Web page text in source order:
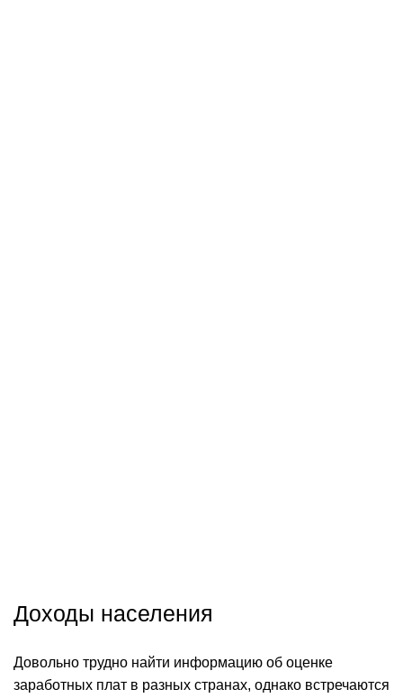
Доходы населения
Довольно трудно найти информацию об оценке
заработных плат в разных странах, однако встречаются